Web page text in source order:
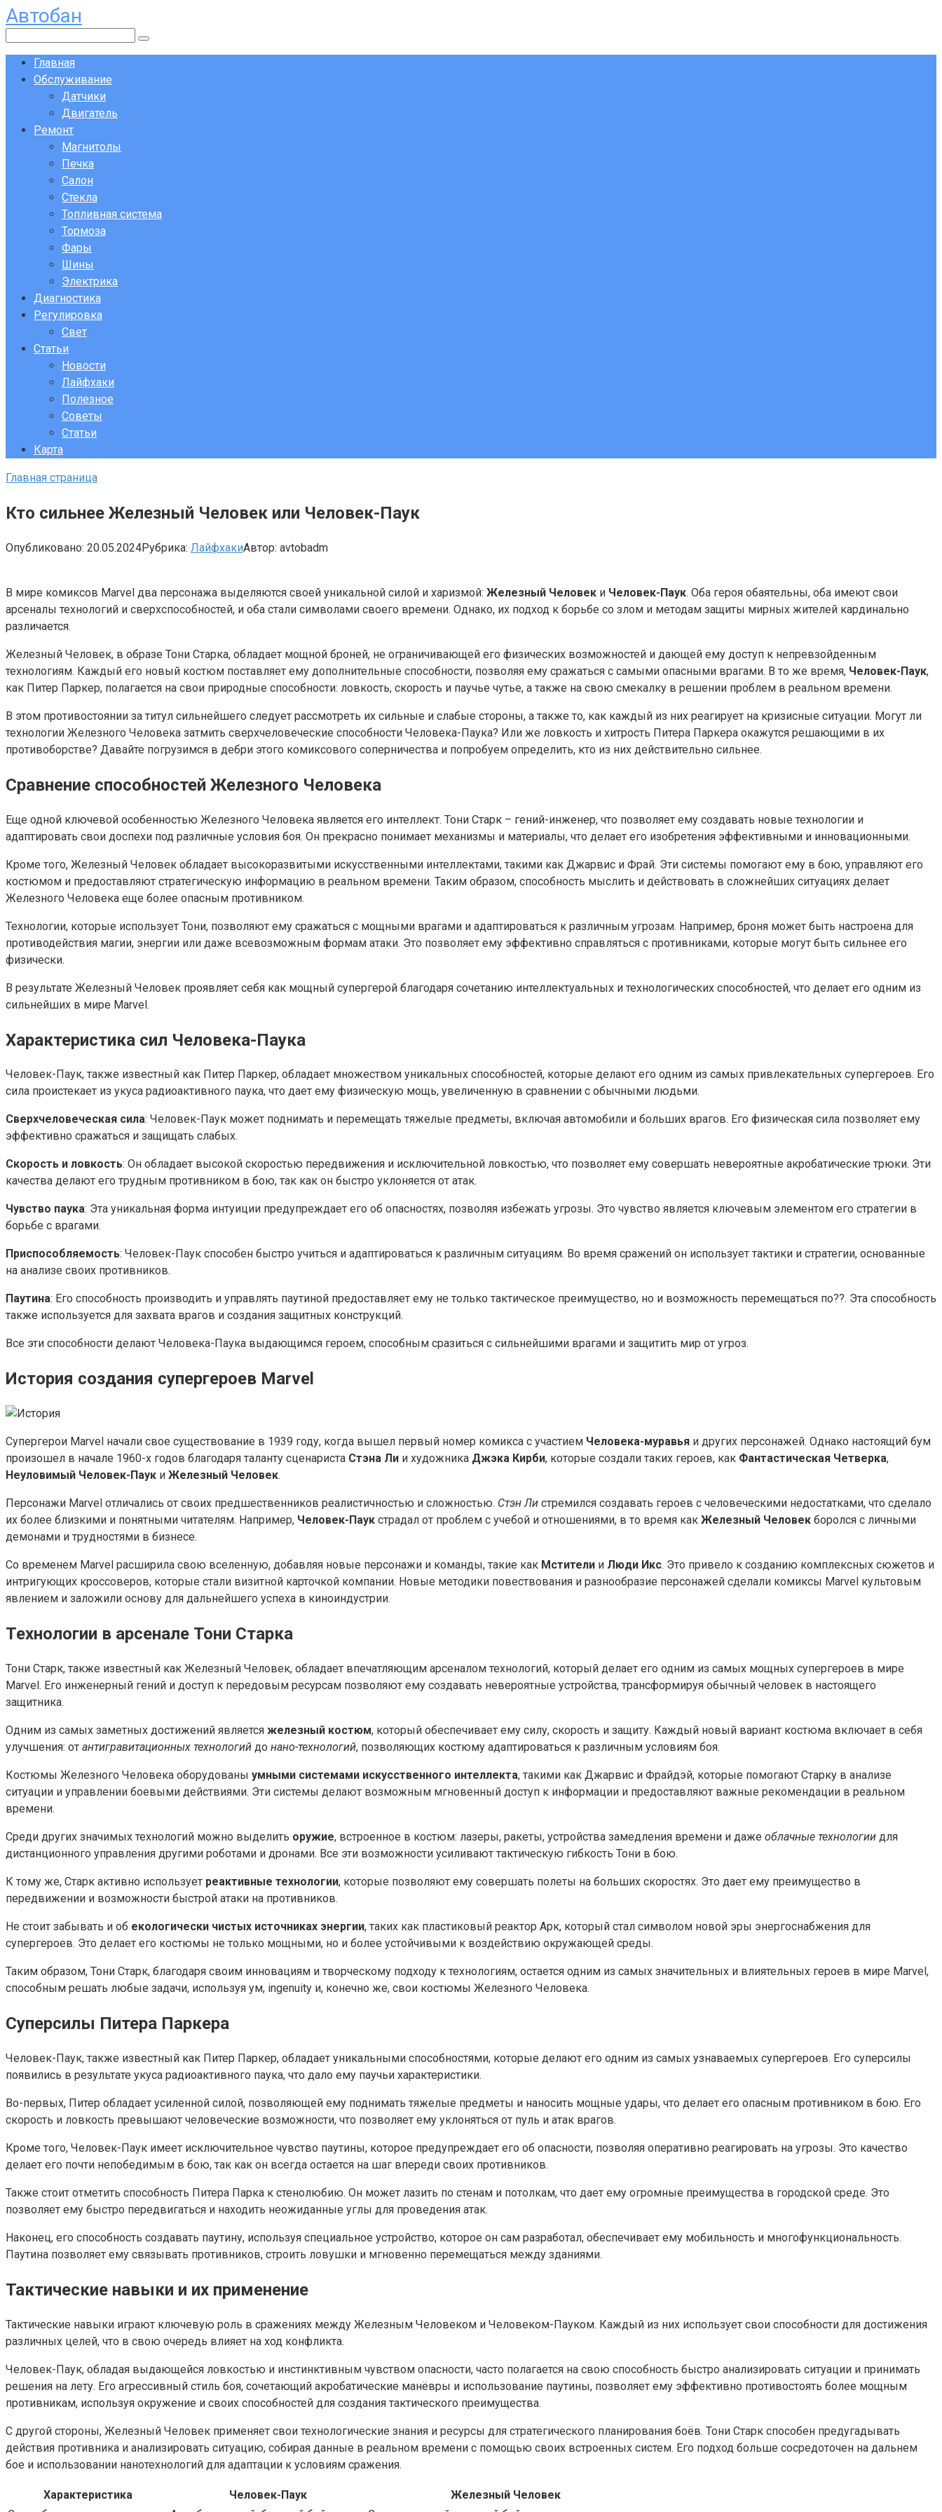
Перейти
к
контенту
Автобан
Главная
Обслуживание
Датчики
Двигатель
Ремонт
Магнитолы
Печка
Салон
Стекла
Топливная система
Тормоза
Фары
Шины
Электрика
Диагностика
Регулировка
Свет
Статьи
Новости
Лайфхаки
Полезное
Советы
Статьи
Карта
Главная страница
Кто сильнее Железный Человек или Человек-Паук
Опубликовано: 20.05.2024Рубрика: ЛайфхакиАвтор: avtobadm
В мире комиксов Marvel два персонажа выделяются своей уникальной силой и харизмой: Железный Человек и Человек-Паук. Оба героя обаятельны, оба имеют свои
арсеналы технологий и сверхспособностей, и оба стали символами своего времени. Однако, их подход к борьбе со злом и методам защиты мирных жителей кардинально
различается.
Железный Человек, в образе Тони Старка, обладает мощной броней, не ограничивающей его физических возможностей и дающей ему доступ к непревзойденным
технологиям. Каждый его новый костюм поставляет ему дополнительные способности, позволяя ему сражаться с самыми опасными врагами. В то же время, Человек-Паук,
как Питер Паркер, полагается на свои природные способности: ловкость, скорость и паучье чутье, а также на свою смекалку в решении проблем в реальном времени.
В этом противостоянии за титул сильнейшего следует рассмотреть их сильные и слабые стороны, а также то, как каждый из них реагирует на кризисные ситуации. Могут ли
технологии Железного Человека затмить сверхчеловеческие способности Человека-Паука? Или же ловкость и хитрость Питера Паркера окажутся решающими в их
противоборстве? Давайте погрузимся в дебри этого комиксового соперничества и попробуем определить, кто из них действительно сильнее.
Сравнение способностей Железного Человека
Еще одной ключевой особенностью Железного Человека является его интеллект. Тони Старк – гений-инженер, что позволяет ему создавать новые технологии и
адаптировать свои доспехи под различные условия боя. Он прекрасно понимает механизмы и материалы, что делает его изобретения эффективными и инновационными.
Кроме того, Железный Человек обладает высокоразвитыми искусственными интеллектами, такими как Джарвис и Фрай. Эти системы помогают ему в бою, управляют его
костюмом и предоставляют стратегическую информацию в реальном времени. Таким образом, способность мыслить и действовать в сложнейших ситуациях делает
Железного Человека еще более опасным противником.
Технологии, которые использует Тони, позволяют ему сражаться с мощными врагами и адаптироваться к различным угрозам. Например, броня может быть настроена для
противодействия магии, энергии или даже всевозможным формам атаки. Это позволяет ему эффективно справляться с противниками, которые могут быть сильнее его
физически.
В результате Железный Человек проявляет себя как мощный супергерой благодаря сочетанию интеллектуальных и технологических способностей, что делает его одним из
сильнейших в мире Marvel.
Характеристика сил Человека-Паука
Человек-Паук, также известный как Питер Паркер, обладает множеством уникальных способностей, которые делают его одним из самых привлекательных супергероев. Его
сила проистекает из укуса радиоактивного паука, что дает ему физическую мощь, увеличенную в сравнении с обычными людьми.
Сверхчеловеческая сила: Человек-Паук может поднимать и перемещать тяжелые предметы, включая автомобили и больших врагов. Его физическая сила позволяет ему
эффективно сражаться и защищать слабых.
Скорость и ловкость: Он обладает высокой скоростью передвижения и исключительной ловкостью, что позволяет ему совершать невероятные акробатические трюки. Эти
качества делают его трудным противником в бою, так как он быстро уклоняется от атак.
Чувство паука: Эта уникальная форма интуиции предупреждает его об опасностях, позволяя избежать угрозы. Это чувство является ключевым элементом его стратегии в
борьбе с врагами.
Приспособляемость: Человек-Паук способен быстро учиться и адаптироваться к различным ситуациям. Во время сражений он использует тактики и стратегии, основанные
на анализе своих противников.
Паутина: Его способность производить и управлять паутиной предоставляет ему не только тактическое преимущество, но и возможность перемещаться по??. Эта способность
также используется для захвата врагов и создания защитных конструкций.
Все эти способности делают Человека-Паука выдающимся героем, способным сразиться с сильнейшими врагами и защитить мир от угроз.
История создания супергероев Marvel
Супергерои Marvel начали свое существование в 1939 году, когда вышел первый номер комикса с участием Человека-муравья и других персонажей. Однако настоящий бум
произошел в начале 1960-х годов благодаря таланту сценариста Стэна Ли и художника Джэка Кирби, которые создали таких героев, как Фантастическая Четверка,
Неуловимый Человек-Паук и Железный Человек.
Персонажи Marvel отличались от своих предшественников реалистичностью и сложностью. Стэн Ли стремился создавать героев с человеческими недостатками, что сделало
их более близкими и понятными читателям. Например, Человек-Паук страдал от проблем с учебой и отношениями, в то время как Железный Человек боролся с личными
демонами и трудностями в бизнесе.
Со временем Marvel расширила свою вселенную, добавляя новые персонажи и команды, такие как Мстители и Люди Икс. Это привело к созданию комплексных сюжетов и
интригующих кроссоверов, которые стали визитной карточкой компании. Новые методики повествования и разнообразие персонажей сделали комиксы Marvel культовым
явлением и заложили основу для дальнейшего успеха в киноиндустрии.
Технологии в арсенале Тони Старка
Тони Старк, также известный как Железный Человек, обладает впечатляющим арсеналом технологий, который делает его одним из самых мощных супергероев в мире
Marvel. Его инженерный гений и доступ к передовым ресурсам позволяют ему создавать невероятные устройства, трансформируя обычный человек в настоящего
защитника.
Одним из самых заметных достижений является железный костюм, который обеспечивает ему силу, скорость и защиту. Каждый новый вариант костюма включает в себя
улучшения: от антигравитационных технологий до нано-технологий, позволяющих костюму адаптироваться к различным условиям боя.
Костюмы Железного Человека оборудованы умными системами искусственного интеллекта, такими как Джарвис и Фрайдэй, которые помогают Старку в анализе
ситуации и управлении боевыми действиями. Эти системы делают возможным мгновенный доступ к информации и предоставляют важные рекомендации в реальном
времени.
Среди других значимых технологий можно выделить оружие, встроенное в костюм: лазеры, ракеты, устройства замедления времени и даже облачные технологии для
дистанционного управления другими роботами и дронами. Все эти возможности усиливают тактическую гибкость Тони в бою.
К тому же, Старк активно использует реактивные технологии, которые позволяют ему совершать полеты на больших скоростях. Это дает ему преимущество в
передвижении и возможности быстрой атаки на противников.
Не стоит забывать и об екологически чистых источниках энергии, таких как пластиковый реактор Арк, который стал символом новой эры энергоснабжения для
супергероев. Это делает его костюмы не только мощными, но и более устойчивыми к воздействию окружающей среды.
Таким образом, Тони Старк, благодаря своим инновациям и творческому подходу к технологиям, остается одним из самых значительных и влиятельных героев в мире Marvel,
способным решать любые задачи, используя ум, ingenuity и, конечно же, свои костюмы Железного Человека.
Суперсилы Питера Паркера
Человек-Паук, также известный как Питер Паркер, обладает уникальными способностями, которые делают его одним из самых узнаваемых супергероев. Его суперсилы
появились в результате укуса радиоактивного паука, что дало ему паучьи характеристики.
Во-первых, Питер обладает усиленной силой, позволяющей ему поднимать тяжелые предметы и наносить мощные удары, что делает его опасным противником в бою. Его
скорость и ловкость превышают человеческие возможности, что позволяет ему уклоняться от пуль и атак врагов.
Кроме того, Человек-Паук имеет исключительное чувство паутины, которое предупреждает его об опасности, позволяя оперативно реагировать на угрозы. Это качество
делает его почти непобедимым в бою, так как он всегда остается на шаг впереди своих противников.
Также стоит отметить способность Питера Парка к стенолюбию. Он может лазить по стенам и потолкам, что дает ему огромные преимущества в городской среде. Это
позволяет ему быстро передвигаться и находить неожиданные углы для проведения атак.
Наконец, его способность создавать паутину, используя специальное устройство, которое он сам разработал, обеспечивает ему мобильность и многофункциональность.
Паутина позволяет ему связывать противников, строить ловушки и мгновенно перемещаться между зданиями.
Тактические навыки и их применение
Тактические навыки играют ключевую роль в сражениях между Железным Человеком и Человеком-Пауком. Каждый из них использует свои способности для достижения
различных целей, что в свою очередь влияет на ход конфликта.
Человек-Паук, обладая выдающейся ловкостью и инстинктивным чувством опасности, часто полагается на свою способность быстро анализировать ситуации и принимать
решения на лету. Его агрессивный стиль боя, сочетающий акробатические манёвры и использование паутины, позволяет ему эффективно противостоять более мощным
противникам, используя окружение и своих способностей для создания тактического преимущества.
С другой стороны, Железный Человек применяет свои технологические знания и ресурсы для стратегического планирования боёв. Тони Старк способен предугадывать
действия противника и анализировать ситуацию, собирая данные в реальном времени с помощью своих встроенных систем. Его подход больше сосредоточен на дальнем
бое и использовании нанотехнологий для адаптации к условиям сражения.
Характеристика Человек-Паук
Железный Человек